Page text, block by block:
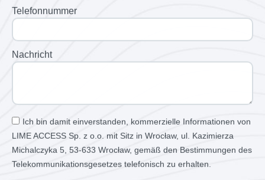
Telefonnummer
Nachricht
Ich bin damit einverstanden, kommerzielle Informationen von
LIME ACCESS Sp. z o.o. mit Sitz in Wrocław, ul. Kazimierza
Michalczyka 5, 53-633 Wrocław, gemäß den Bestimmungen des
Telekommunikationsgesetzes telefonisch zu erhalten.